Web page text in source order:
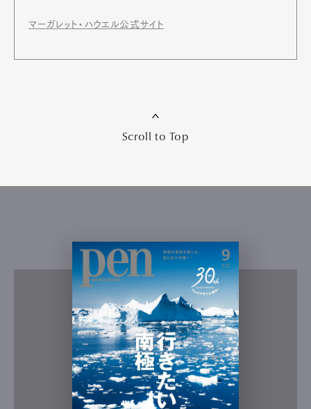
マーガレット・ハウエル公式サイト
Scroll to Top